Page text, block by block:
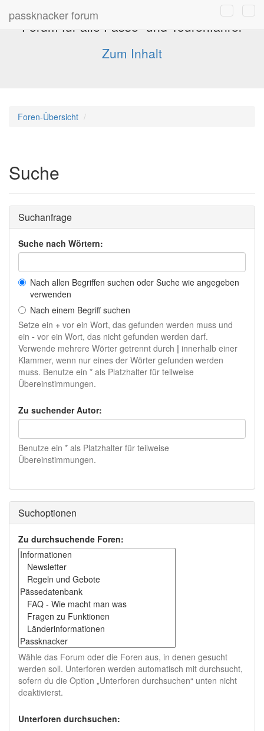
passknacker forum
Forum für alle Pässe- und Tourenfahrer
Zum Inhalt
Foren-Übersicht
Suche
Suchanfrage
Suche nach Wörtern:
Nach allen Begriffen suchen oder Suche wie angegeben
verwenden
Nach einem Begriff suchen
Setze ein + vor ein Wort, das gefunden werden muss und
ein - vor ein Wort, das nicht gefunden werden darf.
Verwende mehrere Wörter getrennt durch | innerhalb einer
Klammer, wenn nur eines der Wörter gefunden werden
muss. Benutze ein * als Platzhalter für teilweise
Übereinstimmungen.
Zu suchender Autor:
Benutze ein * als Platzhalter für teilweise
Übereinstimmungen.
Suchoptionen
Zu durchsuchende Foren:
Wähle das Forum oder die Foren aus, in denen gesucht
werden soll. Unterforen werden automatisch mit durchsucht,
sofern du die Option „Unterforen durchsuchen“ unten nicht
deaktivierst.
Unterforen durchsuchen: